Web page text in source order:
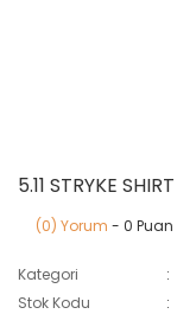
5.11 STRYKE
(0) Yorum - 0 Puan
Kategori
Stok Kodu